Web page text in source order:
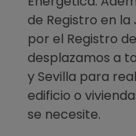
de Registro en
por el Registro
desplazamos a
y Sevilla para
edificio o
se necesite.